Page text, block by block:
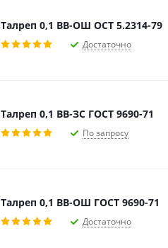
Талреп 0,1 ВВ-ОШ ОСТ 5.2314-79
Достаточно
Талреп 0,1 ВВ-ЗС ГОСТ 9690-71
По запросу
Талреп 0,1 ВВ-ОШ ГОСТ 9690-71
Достаточно